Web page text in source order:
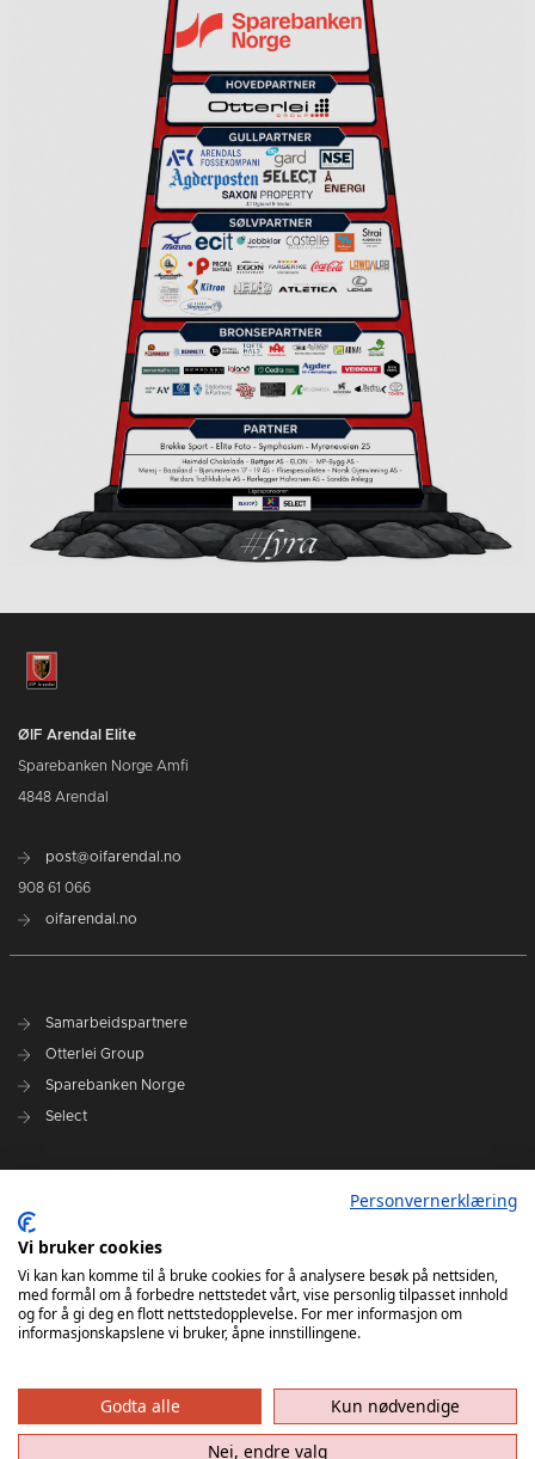
ØIF Arendal Elite
Sparebanken Norge Amfi
4848 Arendal
post@oifarendal.no
908 61 066
oifarendal.no
Samarbeidspartnere
Otterlei Group
Sparebanken Norge
Select
Spillerstall
Administrasjon
Styret
Personvernerklæring
Vi bruker cookies
Vi kan kan komme til å bruke cookies for å analysere besøk på nettsiden,
med formål om å forbedre nettstedet vårt, vise personlig tilpasset innhold
og for å gi deg en flott nettstedopplevelse. For mer informasjon om
informasjonskapslene vi bruker, åpne innstillingene.
Godta alle
Kun nødvendige
Nei, endre valg